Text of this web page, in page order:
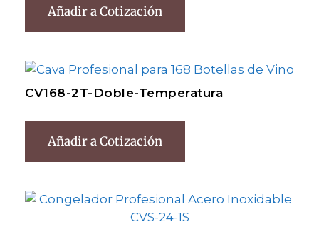
Añadir a Cotización
CV168-2T-Doble-Temperatura
Añadir a Cotización